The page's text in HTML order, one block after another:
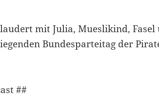
mit Julia, Mueslikind,
Bundesparteitag der
##